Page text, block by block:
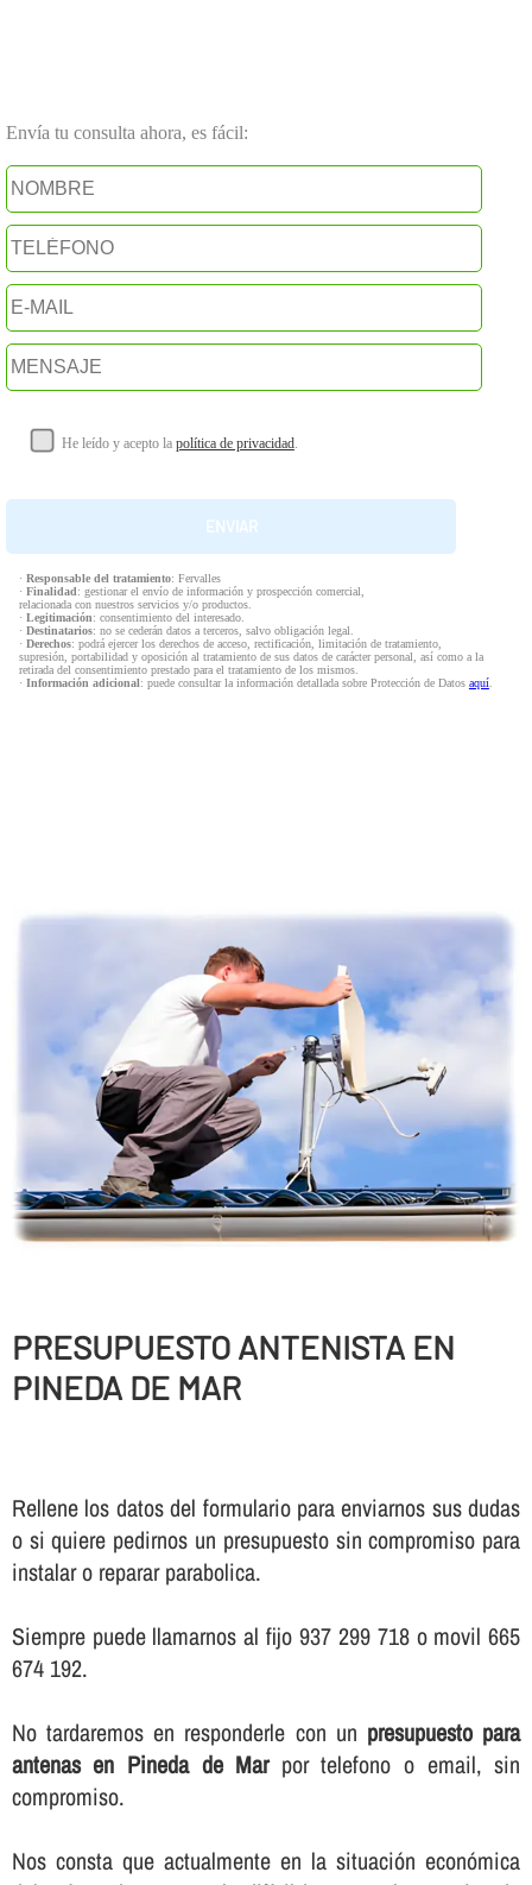
Envía tu consulta ahora, es fácil:
He leído y acepto la política de privacidad.
· Responsable del tratamiento: Fervalles
· Finalidad: gestionar el envío de información y prospección comercial,
relacionada con nuestros servicios y/o productos.
· Legitimación: consentimiento del interesado.
· Destinatarios: no se cederán datos a terceros, salvo obligación legal.
· Derechos: podrá ejercer los derechos de acceso, rectificación, limitación de tratamiento,
supresión, portabilidad y oposición al tratamiento de sus datos de carácter personal, así como a la
retirada del consentimiento prestado para el tratamiento de los mismos.
· Información adicional: puede consultar la información detallada sobre Protección de Datos aquí.
PRESUPUESTO ANTENISTA EN
PINEDA DE MAR
Rellene los datos del formulario para enviarnos sus dudas
o si quiere pedirnos un presupuesto sin compromiso para
instalar o reparar parabolica.
Siempre puede llamarnos al fijo 937 299 718 o movil 665
674 192.
No tardaremos en responderle con un presupuesto para
antenas en Pineda de Marpor telefono o email, sin
compromiso.
Nos consta que actualmente en la situación económica